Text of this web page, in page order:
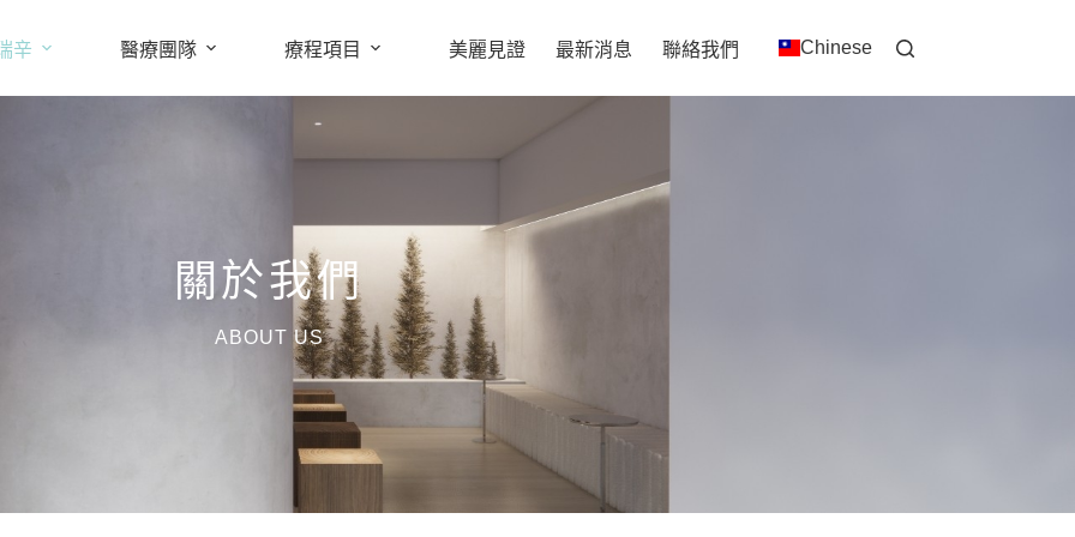
辛 醫療團隊 療程項目 美麗見證 最新消息 聯絡我們 Chinese
關於我們
ABOUT US